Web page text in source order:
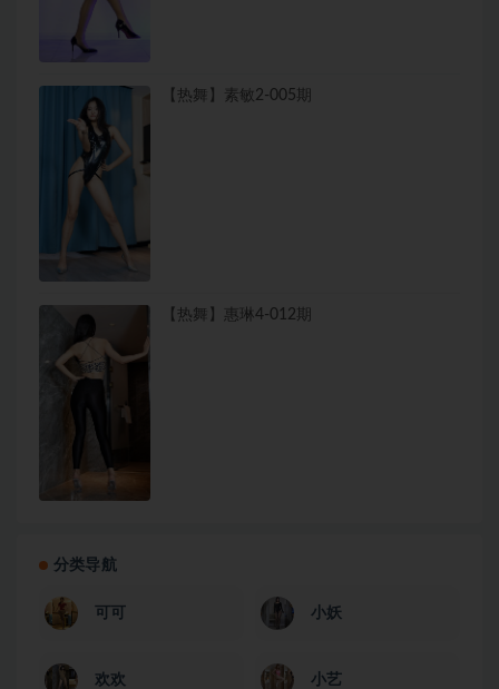
【热舞】素敏2-005期
【热舞】惠琳4-012期
分类导航
可可 小妖
欢欢 小艺